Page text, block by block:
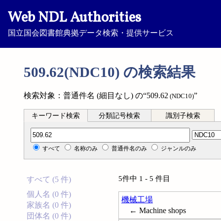
Web NDL Authorities
国立国会図書館典拠データ検索・提供サービス
509.62(NDC10) の検索結果
検索対象：普通件名 (細目なし) の“509.62 (NDC10)”
キーワード検索 分類記号検索 識別子検索
分類記号検索
すべて 名称のみ 普通件名のみ ジャンルのみ
すべて (5 件)
個人名 (0 件)
家族名 (0 件)
団体名 (0 件)
5件中 1 - 5 件目
機械工場
← Machine shops